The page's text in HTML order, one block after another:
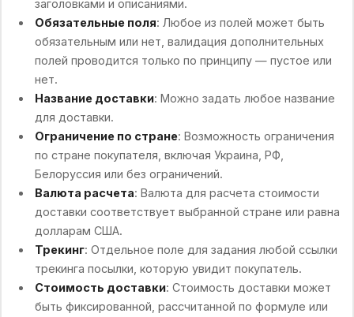
заголовками и описаниями.
Обязательные поля: Любое из полей может быть
обязательным или нет, валидация дополнительных
полей проводится только по принципу — пустое или
нет.
Название доставки: Можно задать любое название
для доставки.
Ограничение по стране: Возможность ограничения
по стране покупателя, включая Украина, РФ,
Белоруссия или без ограничений.
Валюта расчета: Валюта для расчета стоимости
доставки соответствует выбранной стране или равна
долларам США.
Трекинг: Отдельное поле для задания любой ссылки
трекинга посылки, которую увидит покупатель.
Стоимость доставки: Стоимость доставки может
быть фиксированной, рассчитанной по формуле или